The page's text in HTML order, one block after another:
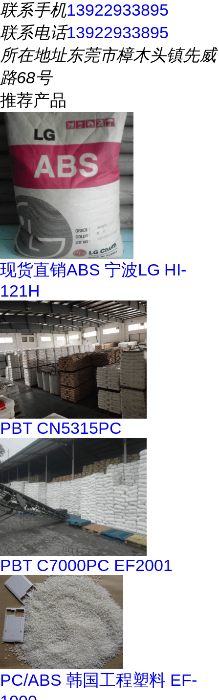
联系手机13922933895
联系电话13922933895
所在地址东莞市樟木头镇先威
路68号
推荐产品
现货直销ABS 宁波LG HI-
121H
PBT CN5315PC
PBT C7000PC EF2001
PC/ABS 韩国工程塑料 EF-